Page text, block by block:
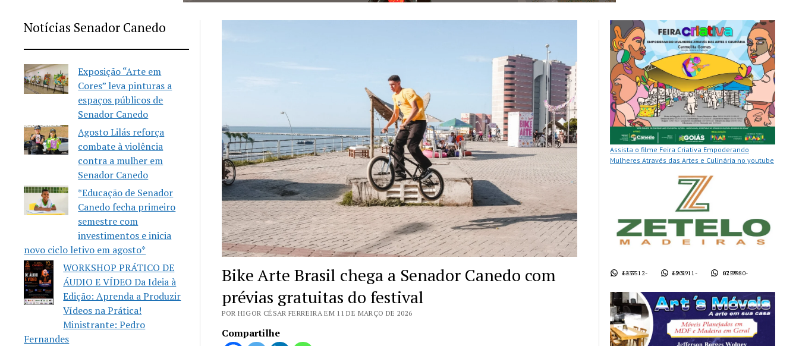
Notícias Senador Canedo
Exposição “Arte em
Cores” leva pinturas a
espaços públicos de
Senador Canedo
Agosto Lilás reforça
combate à violência
contra a mulher em
Senador Canedo
*Educação de Senador
Canedo fecha primeiro
semestre com
investimentos e inicia
novo ciclo letivo em agosto*
WORKSHOP PRÁTICO DE
ÁUDIO E VÍDEO Da Ideia à
Edição: Aprenda a Produzir
Vídeos na Prática!
Ministrante: Pedro
Fernandes
Bike Arte Brasil chega a Senador Canedo com
prévias gratuitas do festival
POR HIGOR CÉSAR FERREIRA EM 11 DE MARÇO DE 2026
Compartilhe
Assista o filme Feira Criativa Empoderando
Mulheres Através das Artes e Culinária no youtube
62 3512-1437 62 9911-1901 62 9980-0759